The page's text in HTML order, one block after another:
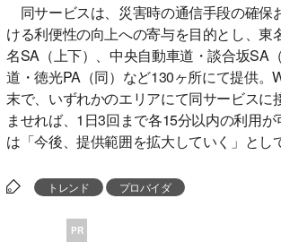
同サービスは、災害時の通信手段の確保
ける利便性の向上への寄与を目的とし、東
名SA（上下）、中央自動車道・談合坂SA
道・徳光PA（同）など130ヶ所にて提供。
末で、いずれかのエリアにて同サービスに
ませれば、1日3回まで各15分以内の利用
は「今後、提供範囲を拡大していく」とし
トレンド プロバイダ
PR